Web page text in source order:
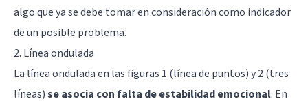
algo que ya se debe tomar en consideración como indicador
de un posible problema.
2. Línea ondulada
La línea ondulada en las figuras 1 (línea de puntos) y 2 (tres
líneas)se asocia con falta de estabilidad emocional. En